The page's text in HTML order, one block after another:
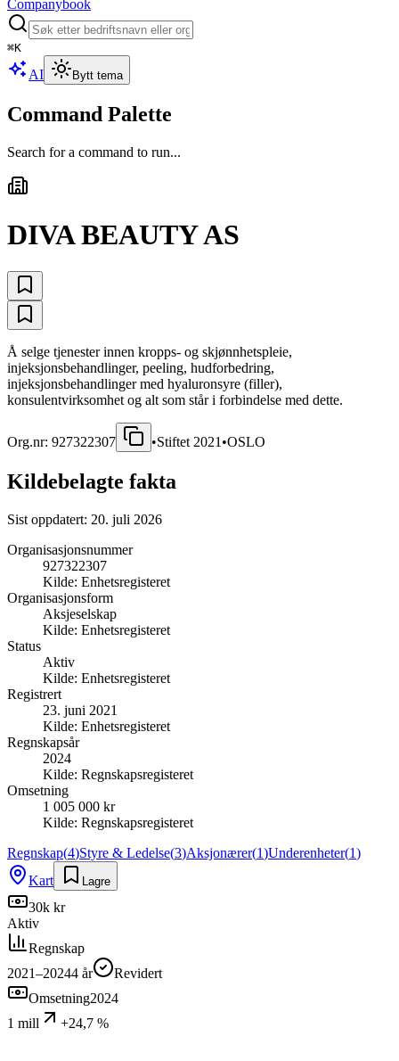
Companybook
⌘K
AI Bytt tema
Command Palette
Search for a command to run...
DIVA BEAUTY AS
Å selge tjenester innen kropps- og skjønnhetspleie,
injeksjonsbehandlinger, peeling, hudforbedring,
injeksjonsbehandlinger med hyaluronsyre (filler),
konsulentvirksomhet og alt som står i forbindelse med dette.
Org.nr: 927322307 •Stiftet 2021 •OSLO
Kildebelagte fakta
Sist oppdatert: 20. juli 2026
Organisasjonsnummer
927322307
Kilde: Enhetsregisteret
Organisasjonsform
Aksjeselskap
Kilde: Enhetsregisteret
Status
Aktiv
Kilde: Enhetsregisteret
Registrert
23. juni 2021
Kilde: Enhetsregisteret
Regnskapsår
2024
Kilde: Regnskapsregisteret
Omsetning
1 005 000 kr
Kilde: Regnskapsregisteret
Regnskap(4)Styre & Ledelse(3)Aksjonærer(1)Underenheter(1)
Kart
Lagre
30k kr
Aktiv
Regnskap
2021–20244 år
Revidert
Omsetning2024
1 mill
+24,7 %